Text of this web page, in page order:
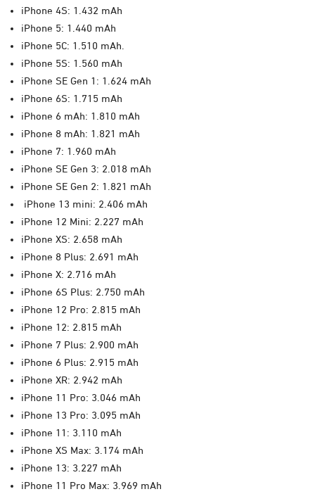
iPhone 4S: 1.432 mAh
iPhone 5: 1.440 mAh
iPhone 5C: 1.510 mAh.
iPhone 5S: 1.560 mAh
iPhone SE Gen 1: 1.624 mAh
iPhone 6S: 1.715 mAh
iPhone 6 mAh: 1.810 mAh
iPhone 8 mAh: 1.821 mAh
iPhone 7: 1.960 mAh
iPhone SE Gen 3: 2.018 mAh
iPhone SE Gen 2: 1.821 mAh
iPhone 13 mini: 2.406 mAh
iPhone 12 Mini: 2.227 mAh
iPhone XS: 2.658 mAh
iPhone 8 Plus: 2.691 mAh
iPhone X: 2.716 mAh
iPhone 6S Plus: 2.750 mAh
iPhone 12 Pro: 2.815 mAh
iPhone 12: 2.815 mAh
iPhone 7 Plus: 2.900 mAh
iPhone 6 Plus: 2.915 mAh
iPhone XR: 2.942 mAh
iPhone 11 Pro: 3.046 mAh
iPhone 13 Pro: 3.095 mAh
iPhone 11: 3.110 mAh
iPhone XS Max: 3.174 mAh
iPhone 13: 3.227 mAh
iPhone 11 Pro Max: 3.969 mAh